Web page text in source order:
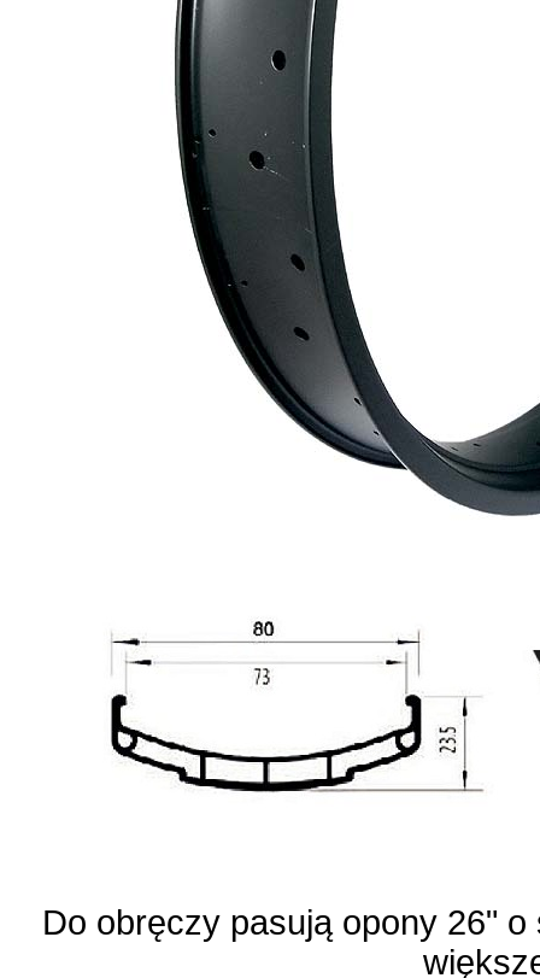
Do obręczy pasują opony 26"